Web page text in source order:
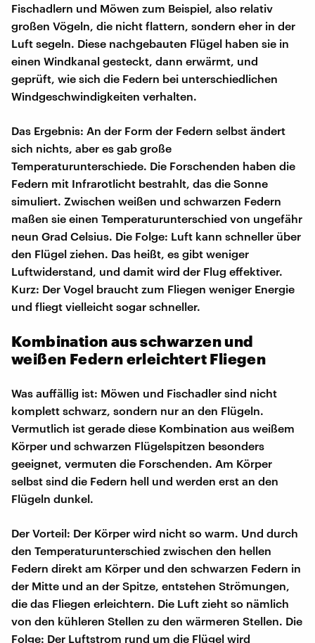
Fischadlern und Möwen zum Beispiel, also relativ
großen Vögeln, die nicht flattern, sondern eher in der
Luft segeln. Diese nachgebauten Flügel haben sie in
einen Windkanal gesteckt, dann erwärmt, und
geprüft, wie sich die Federn bei unterschiedlichen
Windgeschwindigkeiten verhalten.
Das Ergebnis: An der Form der Federn selbst ändert
sich nichts, aber es gab große
Temperaturunterschiede. Die Forschenden haben die
Federn mit Infrarotlicht bestrahlt, das die Sonne
simuliert. Zwischen weißen und schwarzen Federn
maßen sie einen Temperaturunterschied von ungefähr
neun Grad Celsius. Die Folge: Luft kann schneller über
den Flügel ziehen. Das heißt, es gibt weniger
Luftwiderstand, und damit wird der Flug effektiver.
Kurz: Der Vogel braucht zum Fliegen weniger Energie
und fliegt vielleicht sogar schneller.
Kombination aus schwarzen und
weißen Federn erleichtert Fliegen
Was auffällig ist: Möwen und Fischadler sind nicht
komplett schwarz, sondern nur an den Flügeln.
Vermutlich ist gerade diese Kombination aus weißem
Körper und schwarzen Flügelspitzen besonders
geeignet, vermuten die Forschenden. Am Körper
selbst sind die Federn hell und werden erst an den
Flügeln dunkel.
Der Vorteil: Der Körper wird nicht so warm. Und durch
den Temperaturunterschied zwischen den hellen
Federn direkt am Körper und den schwarzen Federn in
der Mitte und an der Spitze, entstehen Strömungen,
die das Fliegen erleichtern. Die Luft zieht so nämlich
von den kühleren Stellen zu den wärmeren Stellen. Die
Folge: Der Luftstrom rund um die Flügel wird